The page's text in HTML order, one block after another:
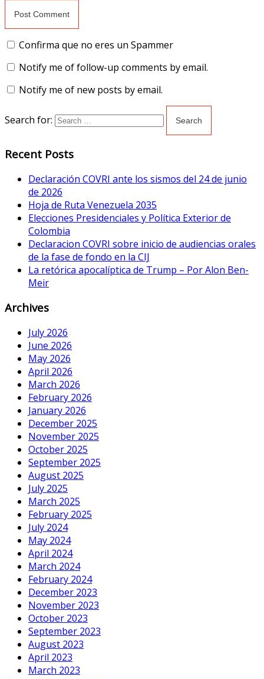
Confirma que no eres un Spammer
Notify me of follow-up comments by email.
Notify me of new posts by email.
Search for:
Recent Posts
Declaración COVRI ante los sismos del 24 de junio
de 2026
Hoja de Ruta Venezuela 2035
Elecciones Presidenciales y Política Exterior de
Colombia
Declaracion COVRI sobre inicio de audiencias orales
de la fase de fondo en la CIJ
La retórica apocalíptica de Trump – Por Alon Ben-
Meir
Archives
July 2026
June 2026
May 2026
April 2026
March 2026
February 2026
January 2026
December 2025
November 2025
October 2025
September 2025
August 2025
July 2025
March 2025
February 2025
July 2024
May 2024
April 2024
March 2024
February 2024
December 2023
November 2023
October 2023
September 2023
August 2023
April 2023
March 2023